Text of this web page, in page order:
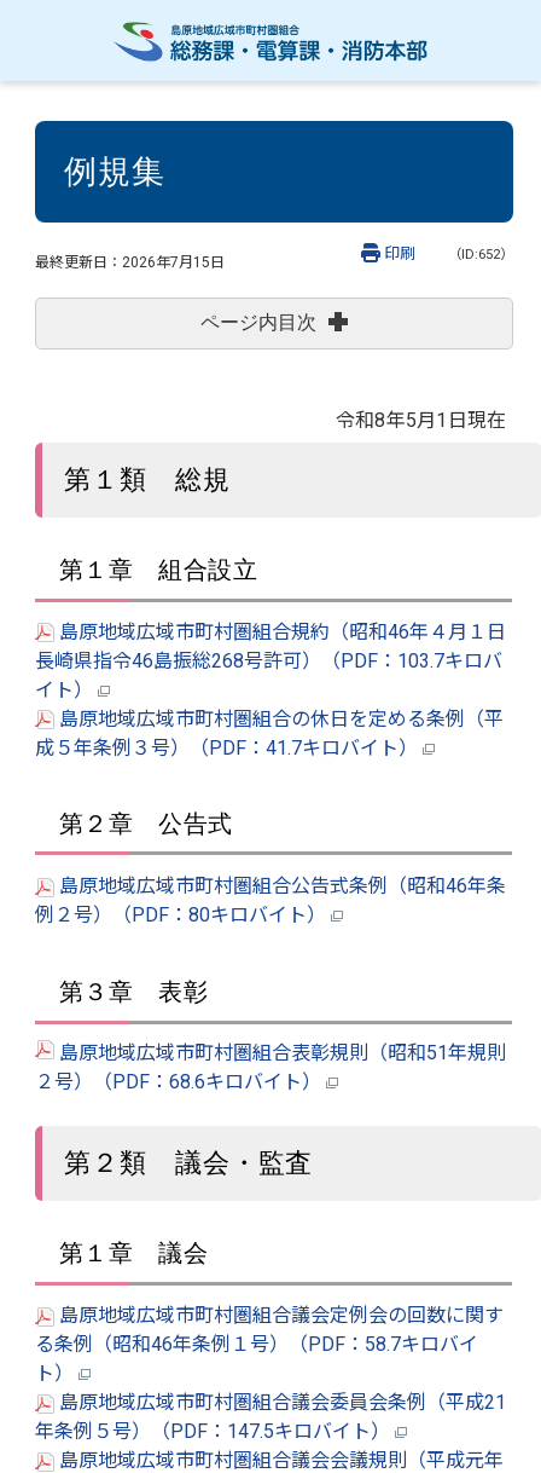
例規集
最終更新日： 2026年7月15日 （ID:652）
印刷
ページ内目次
令和8年5月1日現在
第１類 総規
第１章 組合設立
島原地域広域市町村圏組合規約（昭和46年４月１日
長崎県指令46島振総268号許可）（PDF：103.7キロバ
イト）
島原地域広域市町村圏組合の休日を定める条例（平
成５年条例３号）（PDF：41.7キロバイト）
第２章 公告式
島原地域広域市町村圏組合公告式条例（昭和46年条
例２号）（PDF：80キロバイト）
第３章 表彰
島原地域広域市町村圏組合表彰規則（昭和51年規則
２号）（PDF：68.6キロバイト）
第２類 議会・監査
第１章 議会
島原地域広域市町村圏組合議会定例会の回数に関す
る条例（昭和46年条例１号）（PDF：58.7キロバイ
ト）
島原地域広域市町村圏組合議会委員会条例（平成21
年条例５号）（PDF：147.5キロバイト）
島原地域広域市町村圏組合議会会議規則（平成元年